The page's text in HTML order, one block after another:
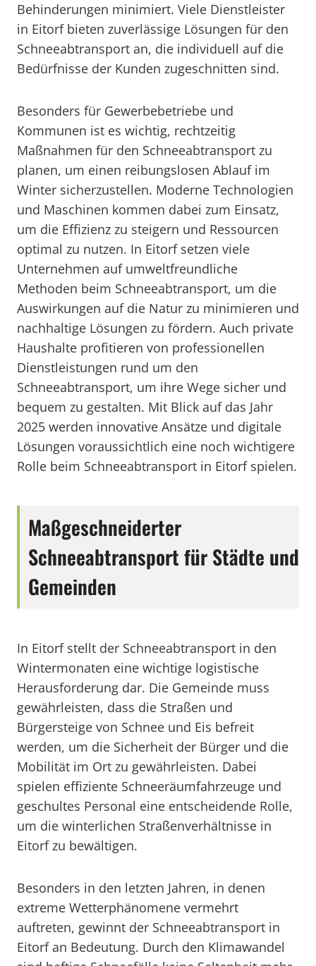
Behinderungen minimiert. Viele Dienstleister
in Eitorf bieten zuverlässige Lösungen für den
Schneeabtransport an, die individuell auf die
Bedürfnisse der Kunden zugeschnitten sind.
Besonders für Gewerbebetriebe und
Kommunen ist es wichtig, rechtzeitig
Maßnahmen für den Schneeabtransport zu
planen, um einen reibungslosen Ablauf im
Winter sicherzustellen. Moderne Technologien
und Maschinen kommen dabei zum Einsatz,
um die Effizienz zu steigern und Ressourcen
optimal zu nutzen. In Eitorf setzen viele
Unternehmen auf umweltfreundliche
Methoden beim Schneeabtransport, um die
Auswirkungen auf die Natur zu minimieren und
nachhaltige Lösungen zu fördern. Auch private
Haushalte profitieren von professionellen
Dienstleistungen rund um den
Schneeabtransport, um ihre Wege sicher und
bequem zu gestalten. Mit Blick auf das Jahr
2025 werden innovative Ansätze und digitale
Lösungen voraussichtlich eine noch wichtigere
Rolle beim Schneeabtransport in Eitorf spielen.
Maßgeschneiderter
Schneeabtransport für Städte und
Gemeinden
In Eitorf stellt der Schneeabtransport in den
Wintermonaten eine wichtige logistische
Herausforderung dar. Die Gemeinde muss
gewährleisten, dass die Straßen und
Bürgersteige von Schnee und Eis befreit
werden, um die Sicherheit der Bürger und die
Mobilität im Ort zu gewährleisten. Dabei
spielen effiziente Schneeräumfahrzeuge und
geschultes Personal eine entscheidende Rolle,
um die winterlichen Straßenverhältnisse in
Eitorf zu bewältigen.
Besonders in den letzten Jahren, in denen
extreme Wetterphänomene vermehrt
auftreten, gewinnt der Schneeabtransport in
Eitorf an Bedeutung. Durch den Klimawandel